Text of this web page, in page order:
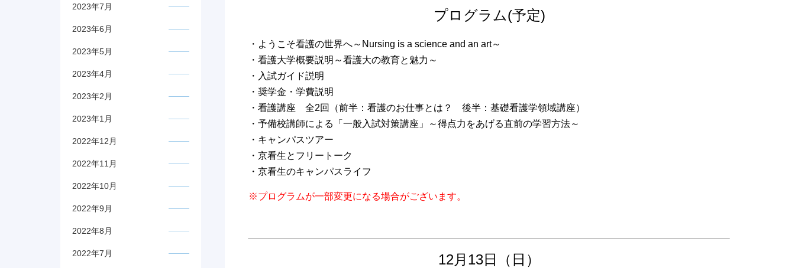
プログラム(予定)
・ようこそ看護の世界へ～Nursing is a science and an art～
・看護大学概要説明～看護大の教育と魅力～
・入試ガイド説明
・奨学金・学費説明
・看護講座 全2回（前半：看護のお仕事とは？ 後半：基礎看護学領域講座）
・予備校講師による「一般入試対策講座」～得点力をあげる直前の学習方法～
・キャンパスツアー
・京看生とフリートーク
・京看生のキャンパスライフ
※プログラムが一部変更になる場合がございます。
12月13日（日）
2023年7月
2023年6月
2023年5月
2023年4月
2023年2月
2023年1月
2022年12月
2022年11月
2022年10月
2022年9月
2022年8月
2022年7月